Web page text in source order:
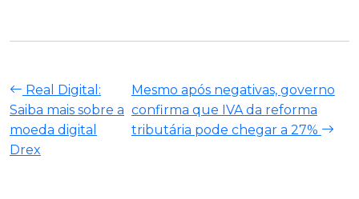
Real Digital:
Saiba mais sobre a
moeda digital
Drex
Mesmo após negativas, governo
confirma que IVA da reforma
tributária pode chegar a 27%